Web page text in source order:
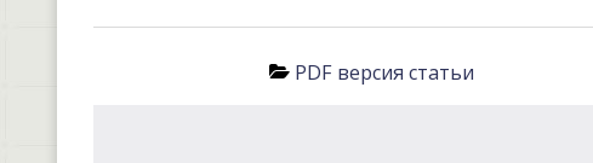
PDF версия статьи